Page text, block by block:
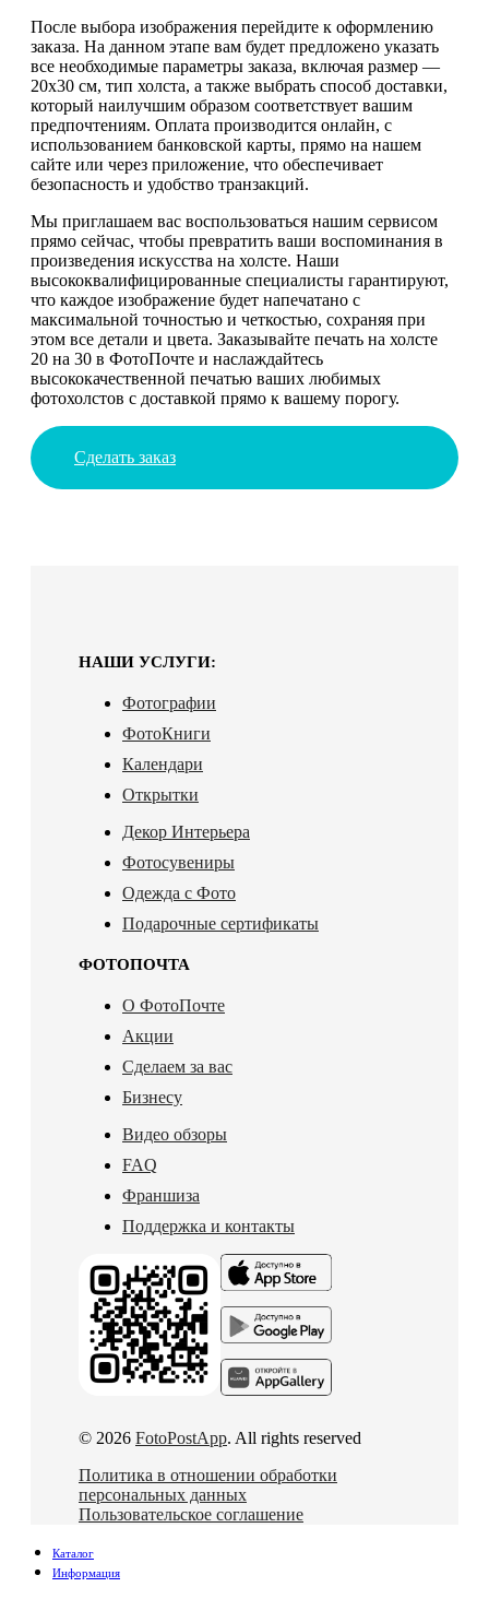
После выбора изображения перейдите к оформлению
заказа. На данном этапе вам будет предложено указать
все необходимые параметры заказа, включая размер —
20х30 см, тип холста, а также выбрать способ доставки,
который наилучшим образом соответствует вашим
предпочтениям. Оплата производится онлайн, с
использованием банковской карты, прямо на нашем
сайте или через приложение, что обеспечивает
безопасность и удобство транзакций.
Мы приглашаем вас воспользоваться нашим сервисом
прямо сейчас, чтобы превратить ваши воспоминания в
произведения искусства на холсте. Наши
высококвалифицированные специалисты гарантируют,
что каждое изображение будет напечатано с
максимальной точностью и четкостью, сохраняя при
этом все детали и цвета. Заказывайте печать на холсте
20 на 30 в ФотоПочте и наслаждайтесь
высококачественной печатью ваших любимых
фотохолстов с доставкой прямо к вашему порогу.
Сделать заказ
НАШИ УСЛУГИ:
Фотографии
ФотоКниги
Календари
Открытки
Декор Интерьера
Фотосувениры
Одежда с Фото
Подарочные сертификаты
ФОТОПОЧТА
О ФотоПочте
Акции
Сделаем за вас
Бизнесу
Видео обзоры
FAQ
Франшиза
Поддержка и контакты
© 2026 FotoPostApp. All rights reserved
Политика в отношении обработки
персональных данных
Пользовательское соглашение
Каталог
Информация